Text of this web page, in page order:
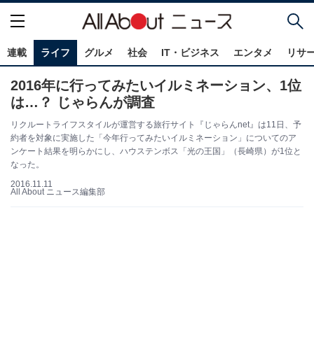
連載 ライフ グルメ 社会 IT・ビジネス エンタメ リサ
2016年に行ってみたいイルミネーション、1位
は…？ じゃらんが調査
リクルートライフスタイルが運営する旅行サイト『じゃらんnet』は11日、予
約者を対象に実施した「今年行ってみたいイルミネーション」についてのア
ンケート結果を明らかにし、ハウステンボス「光の王国」（長崎県）が1位と
なった。
2016.11.11
All About ニュース編集部